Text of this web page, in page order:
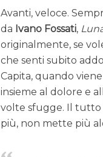
Avanti, veloce.
da Ivano Fossati,
originalmente, se
che senti subito
Capita, quando
insieme al dolore e
volte sfugge. Il tutto
più, non mette più